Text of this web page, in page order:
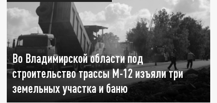
Во Владимирской области под
строительство трассы М-12 изъяли три
земельных участка и баню